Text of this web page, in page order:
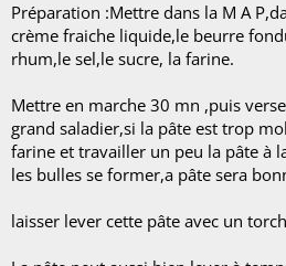
Préparation :Mettre dans la M A
crème fraiche liquide,le beurre
rhum,le sel,le sucre, la farine.
Mettre en marche 30 mn ,puis
grand saladier,si la pâte est trop
farine et travailler un peu la pâte à
les bulles se former,a pâte sera
laisser lever cette pâte avec un